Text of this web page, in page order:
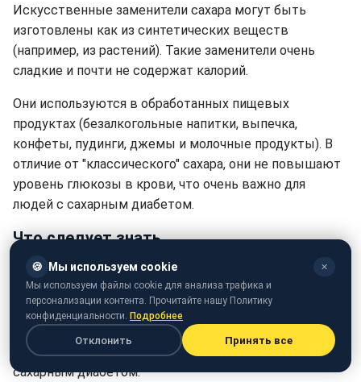
Искусственные заменители сахара могут быть
изготовлены как из синтетических веществ
(например, из растений). Такие заменители очень
сладкие и почти не содержат калорий.
Они используются в обработанных пищевых
продуктах (безалкогольные напитки, выпечка,
конфеты, пудинги, джемы и молочные продукты). В
отличие от "классического" сахара, они не повышают
уровень глюкозы в крови, что очень важно для
людей с сахарным диабетом.
Что следует знать
Всемирная организация здравоохранения не
рекомендует употреблять несахарные подсластители
для контроля веса или снижения риска сахарного
диабета, заболеваний сердечно-сосудистой системы
или рака. Эта рекомендация не касается людей с
сахарным диабетом.
🍪 Мы используем cookie ✕
Мы используем файлы cookie для анализа трафика и
персонализации контента. Прочитайте нашу Политику
конфиденциальности. Подробнее
Отклонить Принять все